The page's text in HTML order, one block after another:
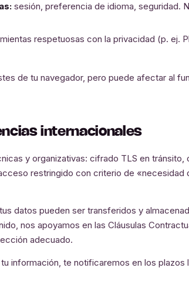
sesión, preferencia de idioma, seguridad.
respetuosas con la privacidad (p. ej.
de tu navegador, pero puede afectar al
internacionales
y organizativas: cifrado TLS en tránsito,
restringido con criterio de «necesidad
datos pueden ser transferidos y
nos apoyamos en las Cláusulas
adecuado.
información, te notificaremos en los plazos